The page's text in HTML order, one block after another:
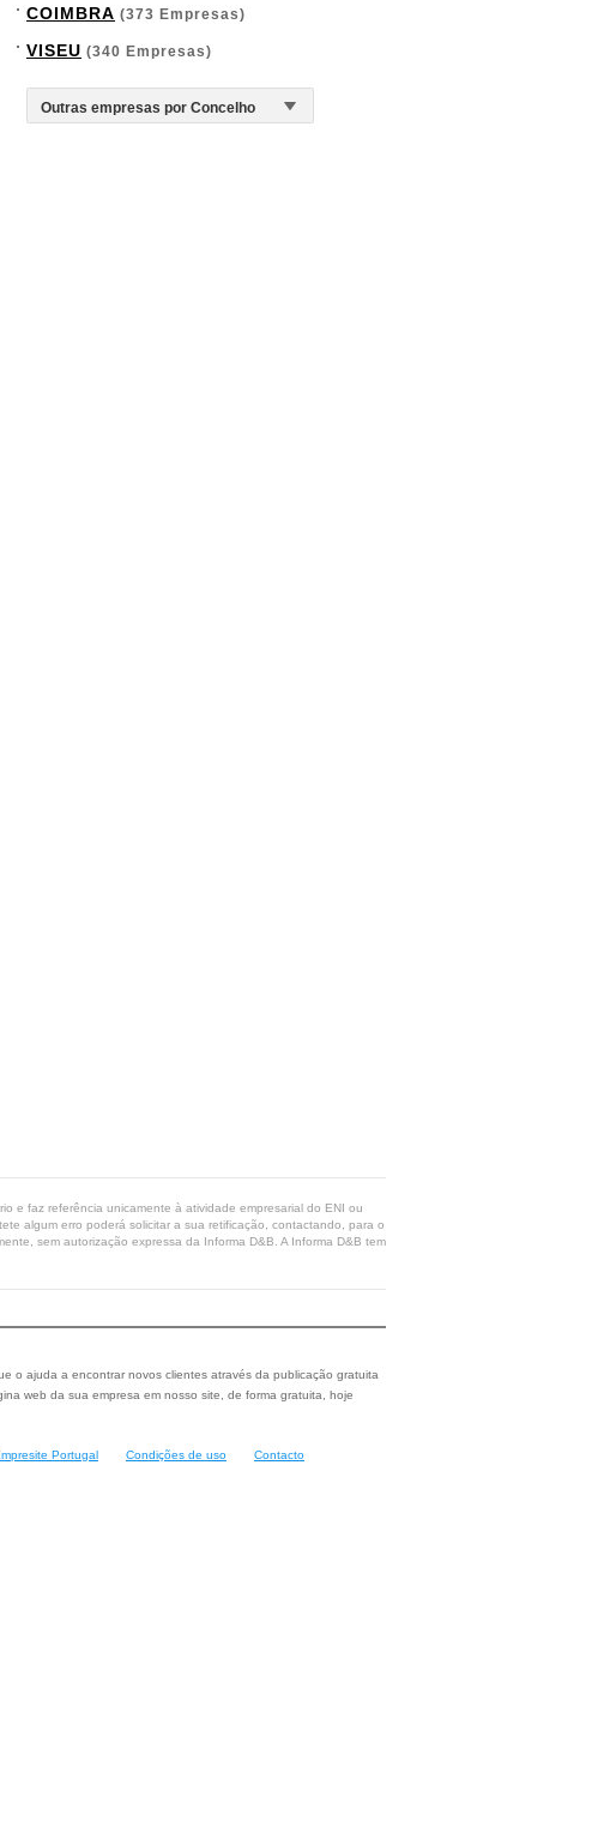
COIMBRA (373 Empresas)
VISEU (340 Empresas)
e faz referência unicamente à atividade empresarial do ENI ou
algum erro poderá solicitar a sua retificação, contactando, para o
sem autorização expressa da Informa D&B. A Informa D&B tem
o ajuda a encontrar novos clientes através da publicação gratuita
web da sua empresa em nosso site, de forma gratuita, hoje
Portugal Condições de uso Contacto